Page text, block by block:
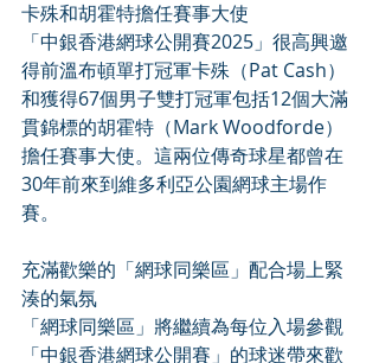
卡殊和胡霍特擔任賽事大使
「中銀香港網球公開賽2025」很高興邀
得前溫布頓單打冠軍卡殊（Pat Cash）
和獲得67個男子雙打冠軍包括12個大滿
貫錦標的胡霍特（Mark Woodforde）
擔任賽事大使。這兩位傳奇球星都曾在
30年前來到維多利亞公園網球主場作
賽。
充滿歡樂的「網球同樂區」配合場上緊
湊的氣氛
「網球同樂區」將繼續為每位入場參觀
「中銀香港網球公開賽」的球迷帶來歡